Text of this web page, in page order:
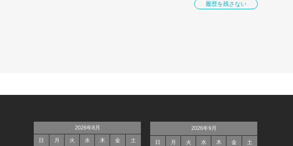
履歴を残さない
2026年8月
日 月 火 水 木 金 土
2026年9月
日 月 火 水 木 金 土